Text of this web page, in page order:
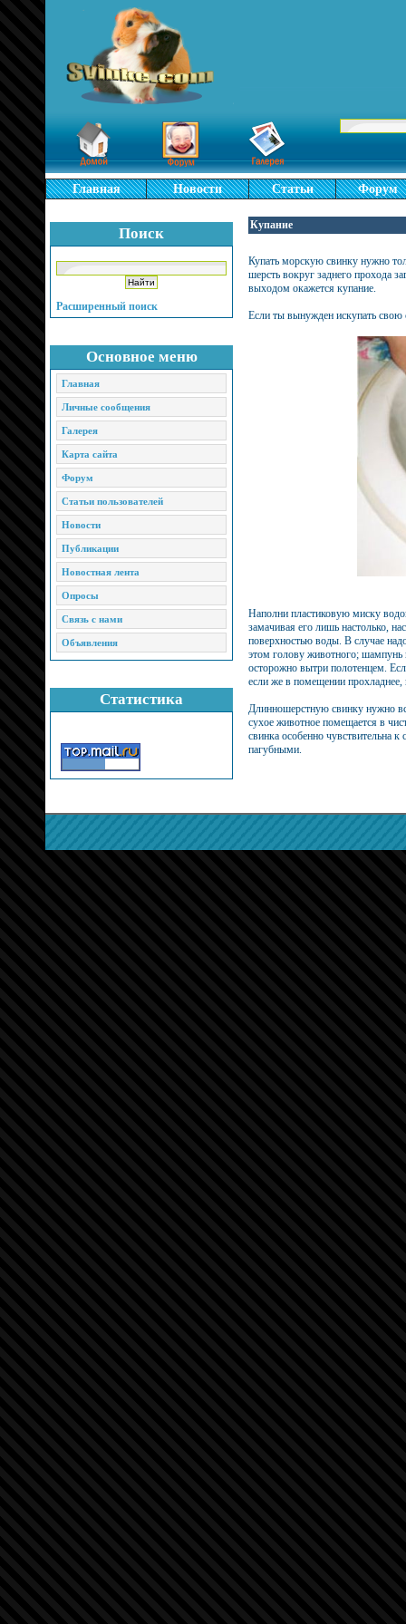
Главная Новости Статьи Форум
Поиск
Расширенный поиск
Основное меню
Главная
Личные сообщения
Галерея
Карта сайта
Форум
Статьи пользователей
Новости
Публикации
Новостная лента
Опросы
Связь с нами
Объявления
Статистика
Купание
Купать морскую свинку нужно
шерсть вокруг заднего прохода
выходом окажется купание.
Если ты вынужден искупать
Наполни пластиковую миску
замачивая его лишь настолько,
поверхностью воды. В случае
этом голову животного; шампунь
осторожно вытри полотенцем.
если же в помещении
Длинношерстную свинку нужно
сухое животное помещается в
свинка особенно чувствительна
пагубными.